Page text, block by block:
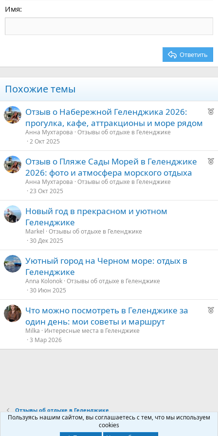
18
22
Tahoma
Times New Roman
Заголовок 3
Имя
Ответить
Похожие темы
Р
е
е
Отзыв о Набережной Геленджика 2026:
прогулка, кафе, аттракционы и море рядом
Анна Мухтарова Отзывы об отдыхе в Геленджике
2 Окт 2025
Р
е
Отзыв о Пляже Сады Морей в Геленджике
2026: фото и атмосфера морского отдыха
Анна Мухтарова Отзывы об отдыхе в Геленджике
23 Окт 2025
Новый год в прекрасном и уютном
Геленджике
Markel Отзывы об отдыхе в Геленджике
30 Дек 2025
Уютный город на Черном море: отдых в
Геленджике
Anna Kolonok Отзывы об отдыхе в Геленджике
30 Июн 2025
Р
Что можно посмотреть в Геленджике за
один день: мои советы и маршрут
Milka
Интересные места в Геленджике
3 Мар 2026
Отзывы об отдыхе в Геленджике
Условия и правила
Политика конфиденциальности
Пользуясь нашим сайтом, вы соглашаетесь с тем, что мы используем
cookies